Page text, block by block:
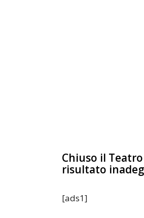
Chiuso il
risultato
[ads1]